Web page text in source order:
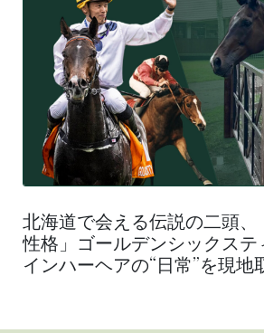
北海道で会える伝説の二頭、
性格」ゴールデンシックステ
インハーヘアの“日常”を現地